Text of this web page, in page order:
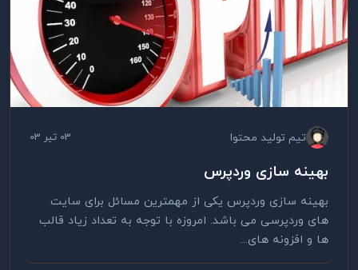
تیم تولید محتوا 03 تیر 03
بهینه سازی وردپرس
بهینه سازی وردپرس یکی از مهمترین مسائل برای سایت
های وردپرسی می باشد. امروزه با توجه به تعداد زیاد قالب
ها و افزونه های...